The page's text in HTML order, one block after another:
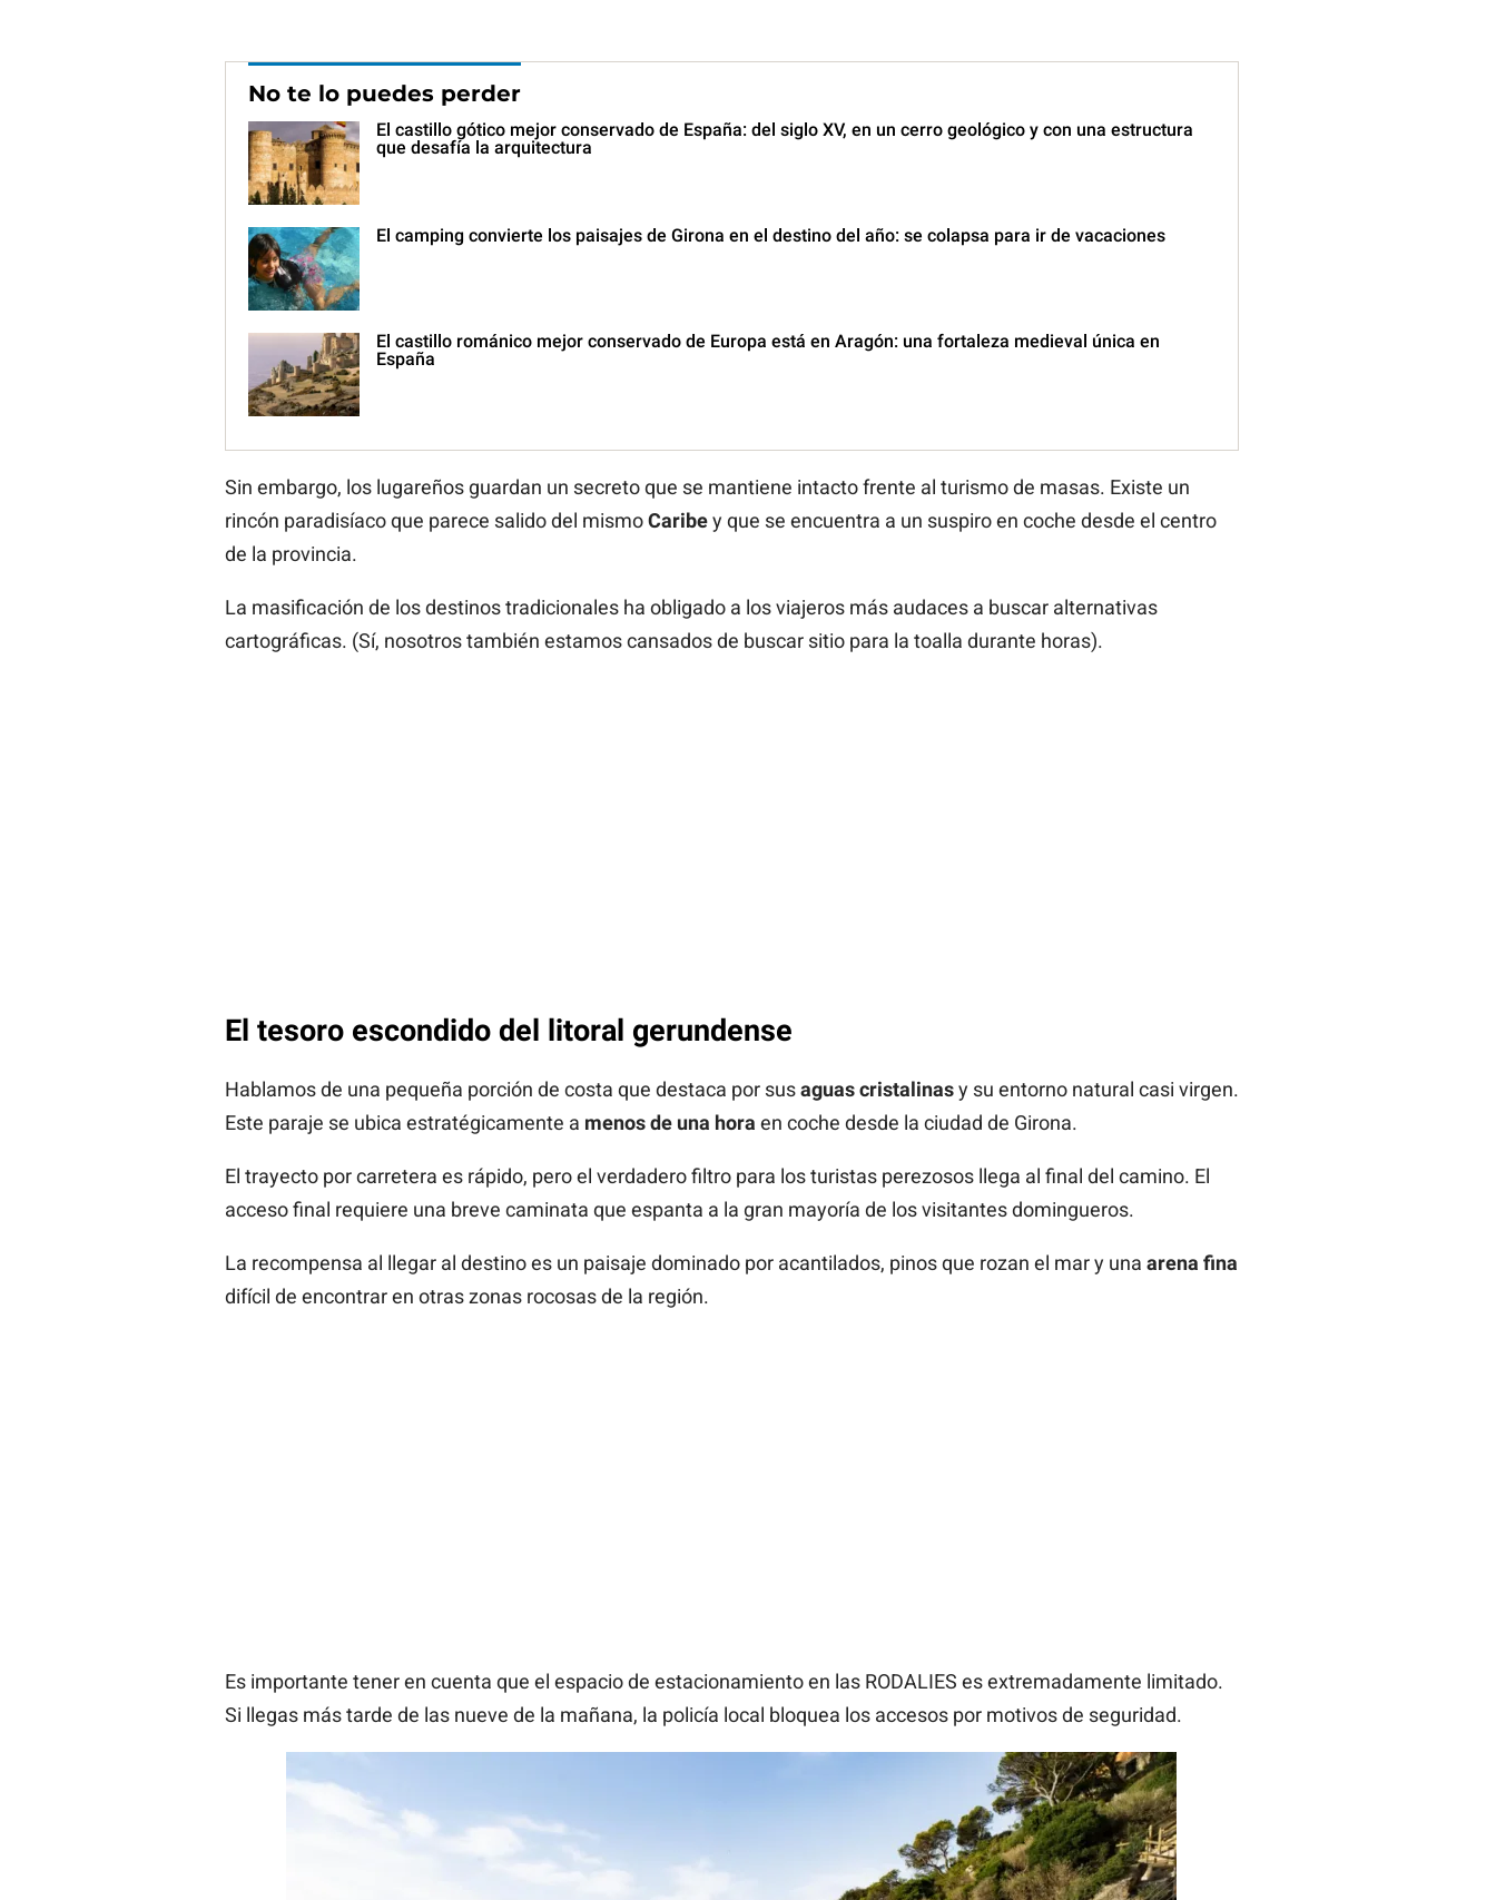
No te lo puedes perder
El castillo gótico mejor conservado de España: del siglo XV, en un cerro geológico y con una estructura
que desafía la arquitectura
El camping convierte los paisajes de Girona en el destino del año: se colapsa para ir de vacaciones
El castillo románico mejor conservado de Europa está en Aragón: una fortaleza medieval única en
España
Sin embargo, los lugareños guardan un secreto que se mantiene intacto frente al turismo de masas. Existe un
rincón paradisíaco que parece salido del mismoCaribey que se encuentra a un suspiro en coche desde el centro
de la provincia.
La masificación de los destinos tradicionales ha obligado a los viajeros más audaces a buscar alternativas
cartográficas. (Sí, nosotros también estamos cansados de buscar sitio para la toalla durante horas).
El tesoro escondido del litoral gerundense
Hablamos de una pequeña porción de costa que destaca por susaguas cristalinasy su entorno natural casi virgen.
Este paraje se ubica estratégicamente a menos de una hora en coche desde la ciudad de Girona.
El trayecto por carretera es rápido, pero el verdadero filtro para los turistas perezosos llega al final del camino. El
acceso final requiere una breve caminata que espanta a la gran mayoría de los visitantes domingueros.
La recompensa al llegar al destino es un paisaje dominado por acantilados, pinos que rozan el mar y una arena fina
difícil de encontrar en otras zonas rocosas de la región.
Es importante tener en cuenta que el espacio de estacionamiento en las RODALIES es extremadamente limitado.
Si llegas más tarde de las nueve de la mañana, la policía local bloquea los accesos por motivos de seguridad.